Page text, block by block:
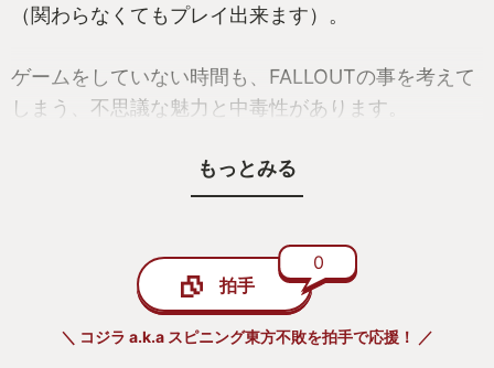
（関わらなくてもプレイ出来ます）。
ゲームをしていない時間も、FALLOUTの事を考えて
しまう、不思議な魅力と中毒性があります。
機会があれば、アパラチアでお会いしましょう。
もっとみる
拍手
0
＼ コジラ a.k.a スピニング東方不敗を拍手で応援！ ／